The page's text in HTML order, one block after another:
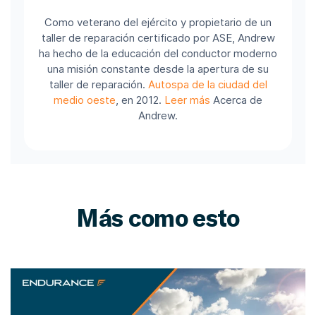
Como veterano del ejército y propietario de un
taller de reparación certificado por ASE, Andrew
ha hecho de la educación del conductor moderno
una misión constante desde la apertura de su
taller de reparación. Autospa de la ciudad del
medio oeste, en 2012. Leer más Acerca de
Andrew.
Más como esto